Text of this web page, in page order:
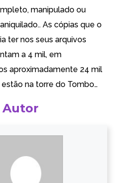
manipulado ou
As cópias que o
ter nos seus arquivos
a 4 mil, em
aproximadamente 24 mil
na torre do Tombo…